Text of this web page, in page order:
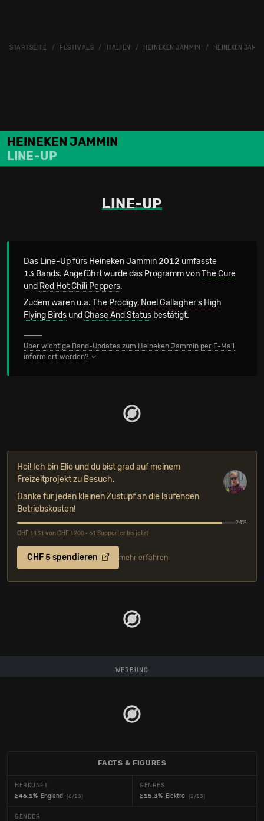
STARTSEITE FESTIVALS ITALIEN HEINEKEN JAMMIN HEINEKEN
HEINEKEN JAMMIN
LINE-UP
LINE-UP
Das Line-Up fürs Heineken Jammin 2012 umfasste
13 Bands. Angeführt wurde das Programm vonThe Cure
und Red Hot Chili Peppers.
Zudem waren u.a. The Prodigy, Noel Gallagher's High
Flying Birds und Chase And Status bestätigt.
Über wichtige Band-Updates zum Heineken Jammin per E-Mail
informiert werden?
Hoi! Ich bin Elio und du bist grad auf meinem
Freizeitprojekt zu Besuch.
Danke für jeden kleinen Zustupf an die laufenden
Betriebskosten!
94%
CHF 1131 von CHF 1200 • 61 Supporter bis jetzt
CHF 5 spendieren mehr erfahren
WERBUNG
FACTS & FIGURES
HERKUNFT
≥ 46.1% England [6/13]
GENRES
≥ 15.3% Elektro [2/13]
GENDER